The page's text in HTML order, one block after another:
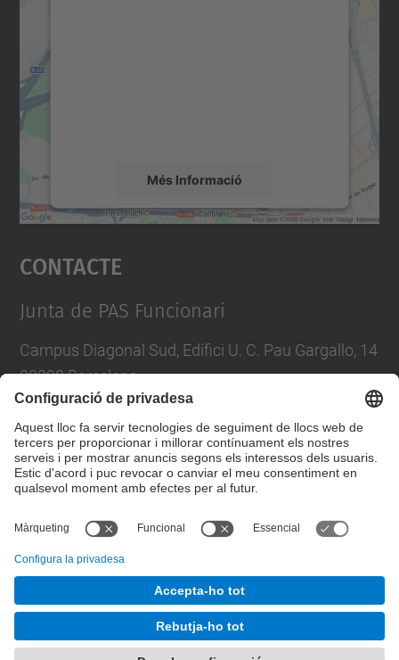
Més Informació
Accepta
powered by
Contacte
Junta de PAS Funcionari
Campus Diagonal Sud, Edifici U. C. Pau Gargallo, 14
08028 Barcelona
E-mail :junta.pasf@upc.edu
Formulari de contacte
Junta PAS Funcionari
Desenvolupat amb